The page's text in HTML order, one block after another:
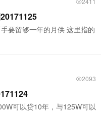
要留够一年的月供 这里指的
2093
可以贷10年，与125W可以